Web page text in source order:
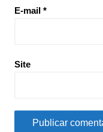
E-mail *
Site